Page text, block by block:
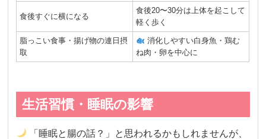
食後すぐに横になる
食後20〜30分は上体を起こして
軽く歩く
脂っこい食事・揚げ物の連日摂
取
消化しやすい白身魚・鶏む
ね肉・卵を中心に
生活習慣・睡眠の影響
「睡眠と腸の話？」と思われるかもしれませんが、